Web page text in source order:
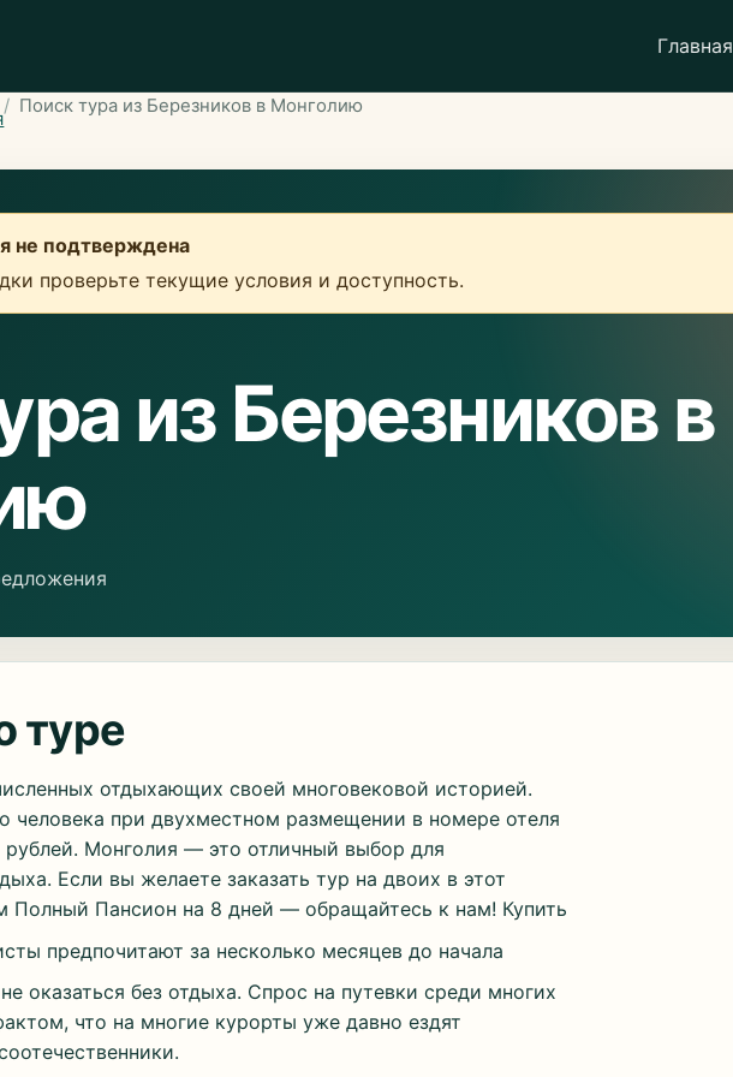
Главная
Поиск тура из Березников в Монголию
не подтверждена
проверьте текущие условия и доступность.
из Березников в
туре
отдыхающих своей многовековой историей.
человека при двухместном размещении в номере отеля
Монголия — это отличный выбор для
Если вы желаете заказать тур на двоих в этот
Полный Пансион на 8 дней — обращайтесь к нам! Купить
предпочитают за несколько месяцев до начала
оказаться без отдыха. Спрос на путевки среди многих
что на многие курорты уже давно ездят